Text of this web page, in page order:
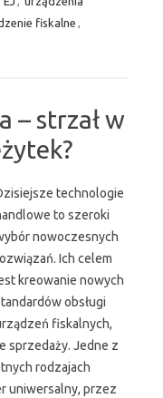
fiskalne ,
– strzał w
technologie
to szeroki
nowoczesnych
Ich celem
kreowanie nowych
obsługi
fiskalnych,
sprzedaży. Jedne z
rodzajach
uniwersalny, przez